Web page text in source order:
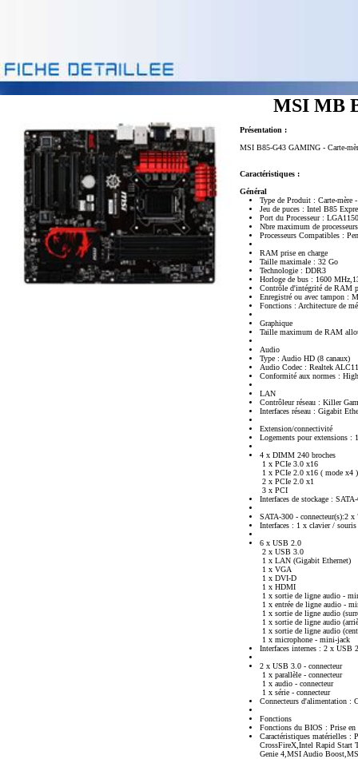
MSI MB
Présentation :
MSI B85-G43 GAMING - Carte-
Caractéristiques :
Général
Type de Produit : Carte-mère
Jeu de puces : Intel B85
Port du Processeur :
Nbre maximum de
Processeurs Compatibles :
RAM prise en charge
Taille maximale : 32 Go
Technologie : DDR3
Horloge de bus : 1600
Contrôle d'intégrité de RAM
Enregistré ou avec tampon :
Fonctions : Architecture de
Graphique
Taille maximum de RAM
Audio
Type : Audio HD (8 canaux)
Audio Codec : Realtek
Conformité aux normes :
LAN
Contrôleur réseau : Killer
Interfaces réseau : Gigabit
Extension/connectivité
Logements pour extensions :
4 x DIMM 240 broches
1 x PCIe 3.0 x16
1 x PCIe 2.0 x16 ( mode x4 )
2 x PCIe 2.0 x1
3 x PCI
Interfaces de stockage :
SATA-300 - connecteur(s):2
Interfaces : 1 x clavier /
6 x USB 2.0
2 x USB 3.0
1 x LAN (Gigabit Ethernet)
1 x VGA
1 x DVI-D
1 x HDMI
1 x sortie de ligne audio -
1 x entrée de ligne audio -
1 x sortie de ligne audio
1 x sortie de ligne audio
1 x sortie de ligne audio
1 x microphone - mini-jack
Interfaces internes : 2 x USB
2 x USB 3.0 - connecteur
1 x parallèle - connecteur
1 x audio - connecteur
1 x série - connecteur
Connecteurs d'alimentation :
Fonctions
Fonctions du BIOS : Prise
Caractéristiques matérielles :
CrossFireX,Intel Rapid Start
Genie 4,MSI Audio